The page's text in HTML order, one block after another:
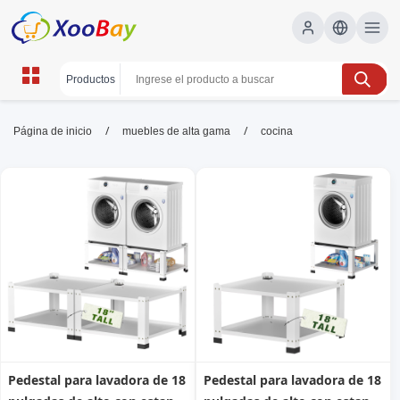
cocina | XOOBAY B2B/B2C
cocina,recetas rápidas,ideas, wholesale cocina,
Recetas rápidas hoy!
Página de inicio / muebles de alta gama / cocina
Pedestal para lavadora de 18
Pedestal para lavadora de 18